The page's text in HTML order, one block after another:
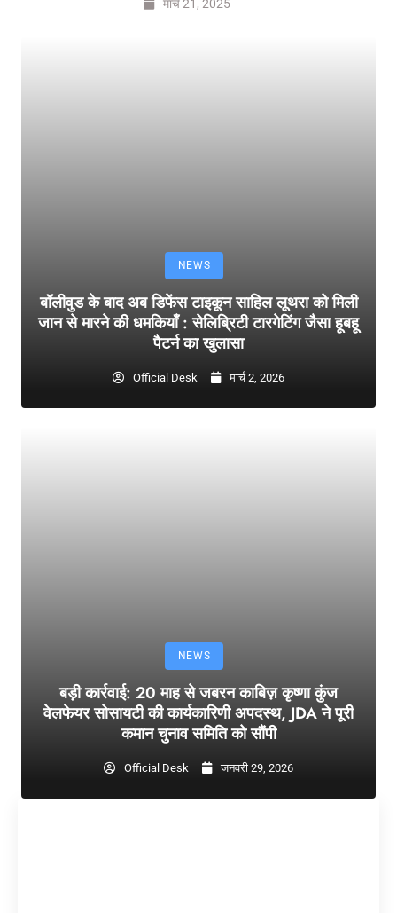
मार्च 21, 2025
NEWS
बॉलीवुड के बाद अब डिफेंस टाइकून साहिल लूथरा को मिली
जान से मारने की धमकियाँ : सेलिब्रिटी टारगेटिंग जैसा हूबहू
पैटर्न का खुलासा
Official Desk मार्च 2, 2026
NEWS
बड़ी कार्रवाई: 20 माह से जबरन काबिज़ कृष्णा कुंज
वेलफेयर सोसायटी की कार्यकारिणी अपदस्थ, JDA ने पूरी
कमान चुनाव समिति को सौंपी
Official Desk जनवरी 29, 2026